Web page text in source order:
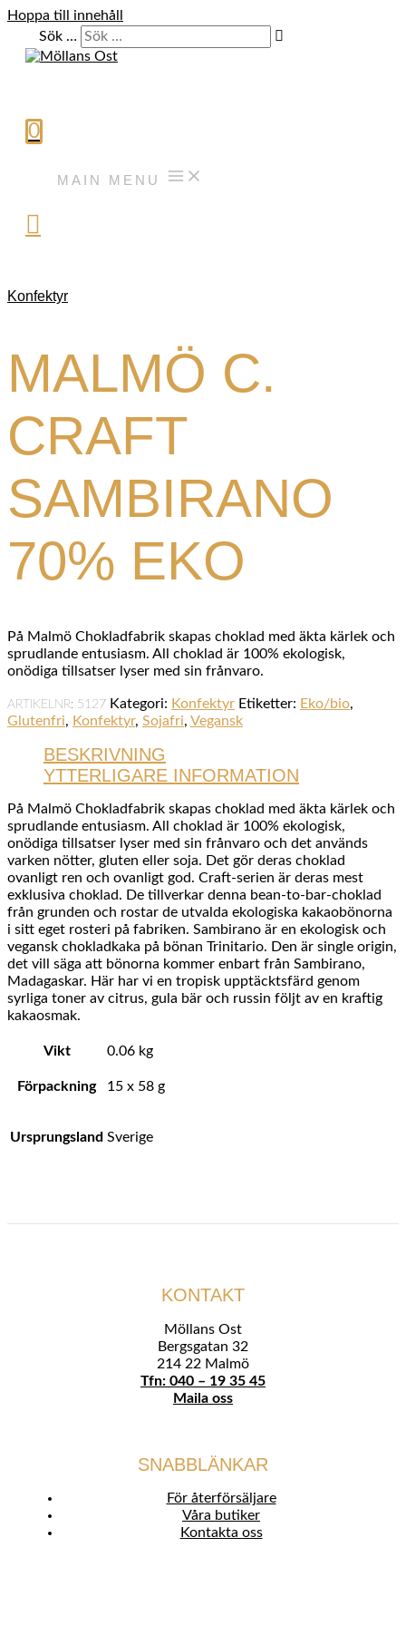
Hoppa till innehåll
Sök …
0
MAIN MENU
Konfektyr
MALMÖ C.
CRAFT
SAMBIRANO
70% EKO
På Malmö Chokladfabrik skapas choklad med äkta kärlek och
sprudlande entusiasm. All choklad är 100% ekologisk,
onödiga tillsatser lyser med sin frånvaro.
ARTIKELNR: 5127 Kategori: Konfektyr Etiketter: Eko/bio,
Glutenfri, Konfektyr, Sojafri, Vegansk
BESKRIVNING
YTTERLIGARE INFORMATION
På Malmö Chokladfabrik skapas choklad med äkta kärlek och
sprudlande entusiasm. All choklad är 100% ekologisk,
onödiga tillsatser lyser med sin frånvaro och det används
varken nötter, gluten eller soja. Det gör deras choklad
ovanligt ren och ovanligt god. Craft-serien är deras mest
exklusiva choklad. De tillverkar denna bean-to-bar-choklad
från grunden och rostar de utvalda ekologiska kakaobönorna
i sitt eget rosteri på fabriken. Sambirano är en ekologisk och
vegansk chokladkaka på bönan Trinitario. Den är single origin,
det vill säga att bönorna kommer enbart från Sambirano,
Madagaskar. Här har vi en tropisk upptäcktsfärd genom
syrliga toner av citrus, gula bär och russin följt av en kraftig
kakaosmak.
Vikt 0.06 kg
Förpackning 15 x 58 g
Ursprungsland Sverige
KONTAKT
Möllans Ost
Bergsgatan 32
214 22 Malmö
Tfn: 040 – 19 35 45
Maila oss
SNABBLÄNKAR
För återförsäljare
Våra butiker
Kontakta oss